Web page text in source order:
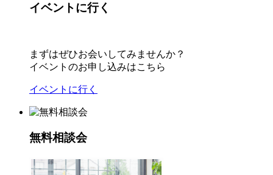
イベントに行く
まずはぜひお会いしてみませんか？
イベントのお申し込みはこちら
イベントに行く
無料相談会